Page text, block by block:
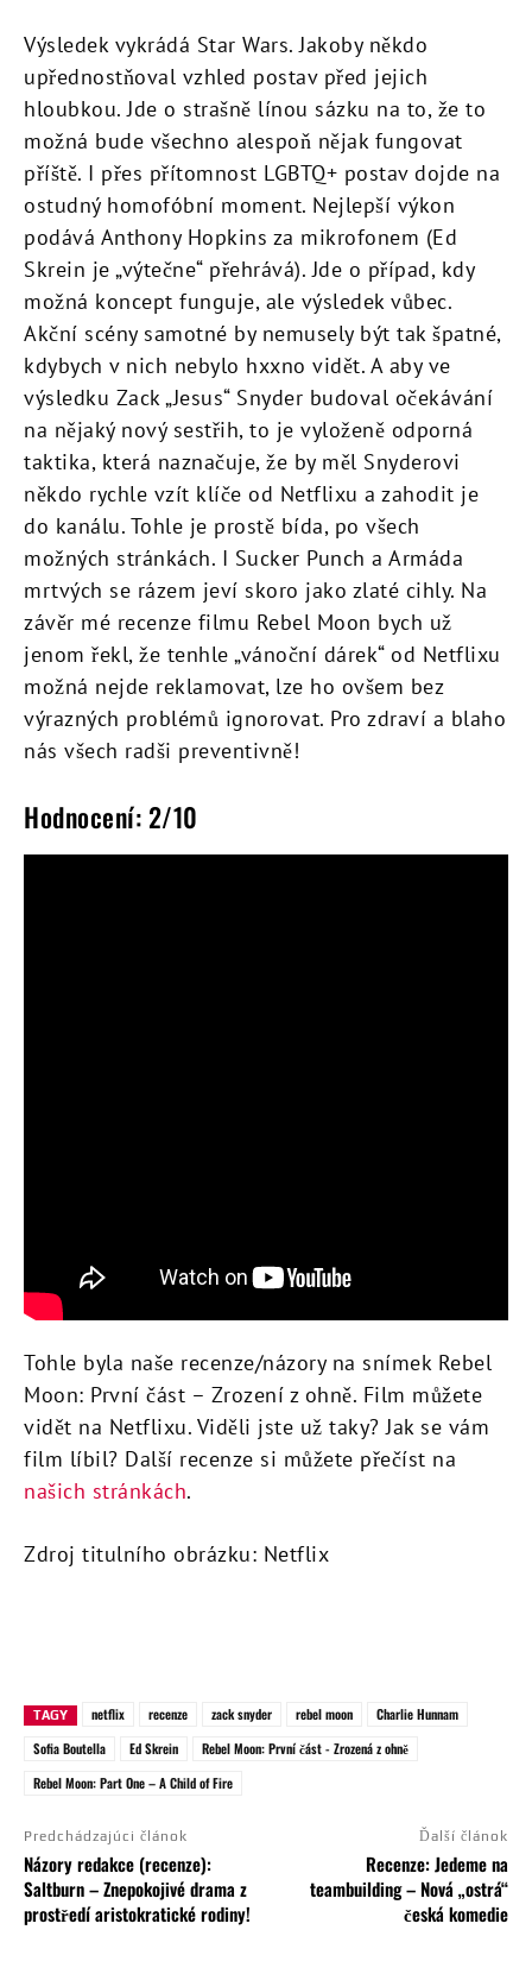
Výsledek vykrádá Star Wars. Jakoby někdo
upřednostňoval vzhled postav před jejich
hloubkou. Jde o strašně línou sázku na to, že to
možná bude všechno alespoň nějak fungovat
příště. I přes přítomnost LGBTQ+ postav dojde na
ostudný homofóbní moment. Nejlepší výkon
podává Anthony Hopkins za mikrofonem (Ed
Skrein je „výtečne“ přehrává). Jde o případ, kdy
možná koncept funguje, ale výsledek vůbec.
Akční scény samotné by nemusely být tak špatné,
kdybych v nich nebylo hxxno vidět. A aby ve
výsledku Zack „Jesus“ Snyder budoval očekávání
na nějaký nový sestřih, to je vyloženě odporná
taktika, která naznačuje, že by měl Snyderovi
někdo rychle vzít klíče od Netflixu a zahodit je
do kanálu. Tohle je prostě bída, po všech
možných stránkách. I Sucker Punch a Armáda
mrtvých se rázem jeví skoro jako zlaté cihly. Na
závěr mé recenze filmu Rebel Moon bych už
jenom řekl, že tenhle „vánoční dárek“ od Netflixu
možná nejde reklamovat, lze ho ovšem bez
výrazných problémů ignorovat. Pro zdraví a blaho
nás všech radši preventivně!
Hodnocení: 2/10
Tohle byla naše recenze/názory na snímek Rebel
Moon: První část – Zrození z ohně. Film můžete
vidět na Netflixu. Viděli jste už taky? Jak se vám
film líbil? Další recenze si můžete přečíst na
našich stránkách.
Zdroj titulního obrázku: Netflix
TAGY netflix recenze zack snyder rebel moon
Charlie Hunnam
Sofia Boutella
Ed Skrein
Rebel Moon: První část - Zrozená z ohně
Rebel Moon: Part One – A Child of Fire
Predchádzajúci článok
Názory redakce (recenze):
Saltburn – Znepokojivé drama z
prostředí aristokratické rodiny!
Ďalší článok
Recenze: Jedeme na
teambuilding – Nová „ostrá“
česká komedie